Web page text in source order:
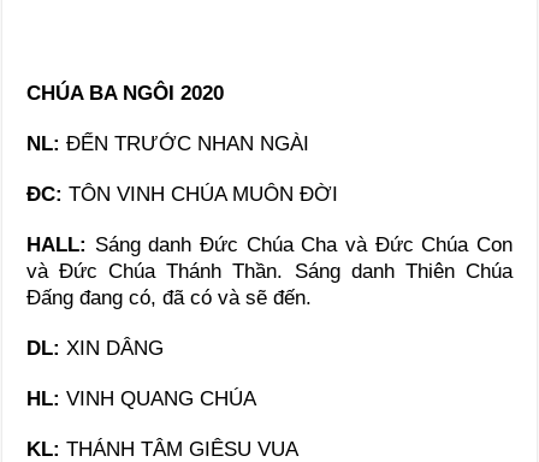
CHÚA BA NGÔI 2020
NL:ĐẾN TRƯỚC NHAN NGÀI
ĐC: TÔN VINH CHÚA MUÔN ĐỜI
HALL: Sáng danh Đức Chúa Cha và Đức Chúa Con
và Đức Chúa Thánh Thần. Sáng danh Thiên Chúa
Đấng đang có, đã có và sẽ đến.
DL: XIN DÂNG
HL: VINH QUANG CHÚA
KL: THÁNH TÂM GIÊSU VUA